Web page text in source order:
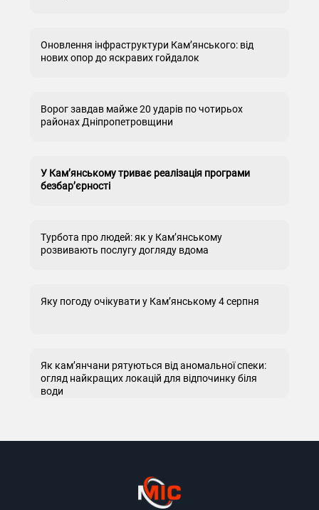
Оновлення інфраструктури Кам’янського: від
нових опор до яскравих гойдалок
Ворог завдав майже 20 ударів по чотирьох
районах Дніпропетровщини
У Кам’янському триває реалізація програми
безбар’єрності
Турбота про людей: як у Кам’янському
розвивають послугу догляду вдома
Яку погоду очікувати у Кам’янському 4 серпня
Як кам’янчани рятуються від аномальної спеки:
огляд найкращих локацій для відпочинку біля
води